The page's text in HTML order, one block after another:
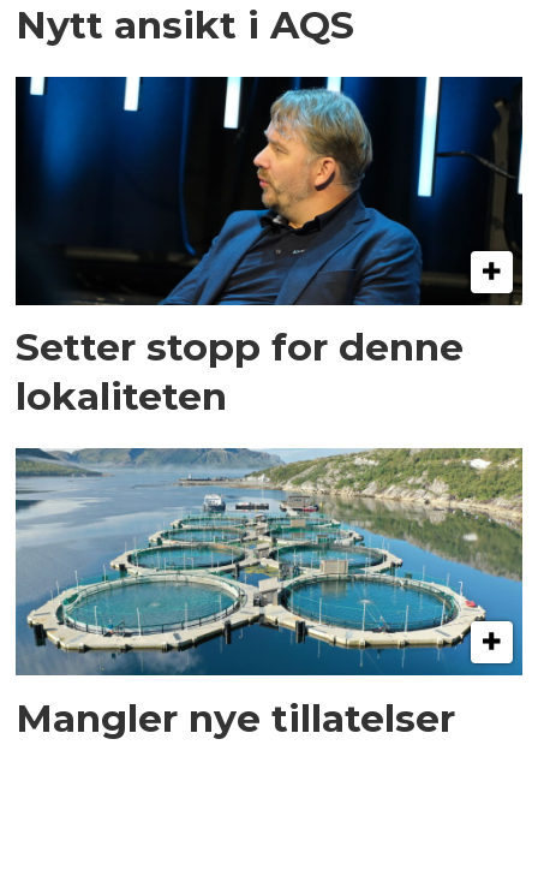
Nytt ansikt i AQS
Setter stopp for denne
lokaliteten
Mangler nye tillatelser